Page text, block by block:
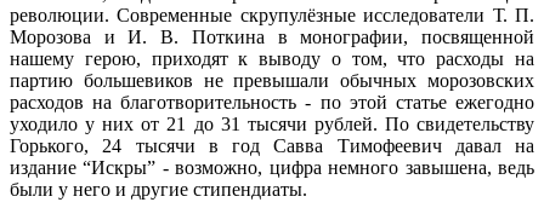
революции. Современные скрупулёзные исследователи Т. П.
Морозова и И. В. Поткина в монографии, посвященной
нашему герою, приходят к выводу о том, что расходы на
партию большевиков не превышали обычных морозовских
расходов на благотворительность - по этой статье ежегодно
уходило у них от 21 до 31 тысячи рублей. По свидетельству
Горького, 24 тысячи в год Савва Тимофеевич давал на
издание “Искры” - возможно, цифра немного завышена, ведь
были у него и другие стипендиаты.